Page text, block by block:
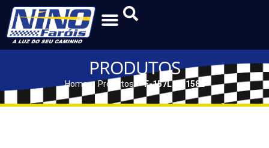
PRODUTOS
Home Produtos F-157L | F-158L